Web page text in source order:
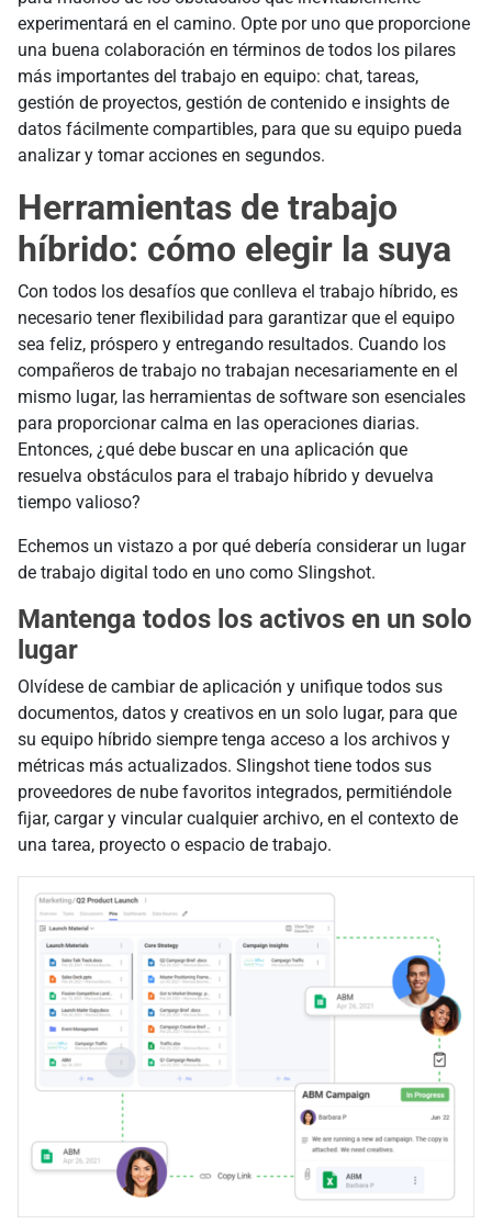
experimentará en el camino. Opte por uno que proporcione
una buena colaboración en términos de todos los pilares
más importantes del trabajo en equipo: chat, tareas,
gestión de proyectos, gestión de contenido e insights de
datos fácilmente compartibles, para que su equipo pueda
analizar y tomar acciones en segundos.
Herramientas de trabajo
híbrido: cómo elegir la suya
Con todos los desafíos que conlleva el trabajo híbrido, es
necesario tener flexibilidad para garantizar que el equipo
sea feliz, próspero y entregando resultados. Cuando los
compañeros de trabajo no trabajan necesariamente en el
mismo lugar, las herramientas de software son esenciales
para proporcionar calma en las operaciones diarias.
Entonces, ¿qué debe buscar en una aplicación que
resuelva obstáculos para el trabajo híbrido y devuelva
tiempo valioso?
Echemos un vistazo a por qué debería considerar un lugar
de trabajo digital todo en uno como Slingshot.
Mantenga todos los activos en un solo
lugar
Olvídese de cambiar de aplicación y unifique todos sus
documentos, datos y creativos en un solo lugar, para que
su equipo híbrido siempre tenga acceso a los archivos y
métricas más actualizados. Slingshot tiene todos sus
proveedores de nube favoritos integrados, permitiéndole
fijar, cargar y vincular cualquier archivo, en el contexto de
una tarea, proyecto o espacio de trabajo.